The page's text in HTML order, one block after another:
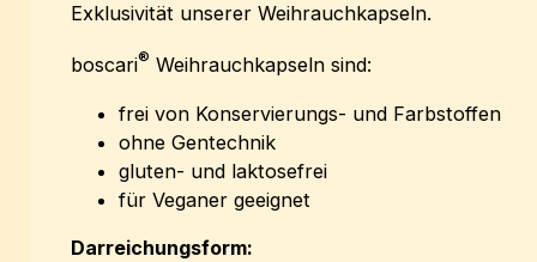
Exklusivität unserer Weihrauchkapseln.
boscari® Weihrauchkapseln sind:
frei von Konservierungs- und Farbstoffen
ohne Gentechnik
gluten- und laktosefrei
für Veganer geeignet
Darreichungsform: